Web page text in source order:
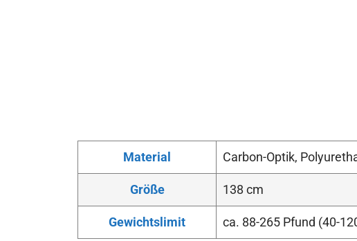
Material Carbon-Optik,
Größe 138 cm
Gewichtslimit ca. 88-265 Pfund (40-